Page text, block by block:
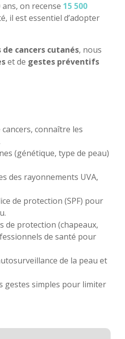
on recense 15 500
il est essentiel d’adopter
cancers cutanés, nous
et de gestes préventifs
connaître les
(génétique, type de peau)
des rayonnements UVA,
de protection (SPF) pour
de protection (chapeaux,
de santé pour
de la peau et
gestes simples pour limiter